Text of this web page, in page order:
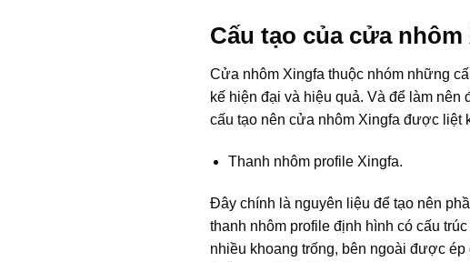
Cấu tạo của cửa
Cửa nhôm Xingfa thuộc nhóm những
kế hiện đại và hiệu quả. Và để làm
cấu tạo nên cửa nhôm Xingfa được liệt
Thanh nhôm profile Xingfa.
Đây chính là nguyên liệu để tạo nên
thanh nhôm profile định hình có cấu
nhiều khoang trống, bên ngoài được